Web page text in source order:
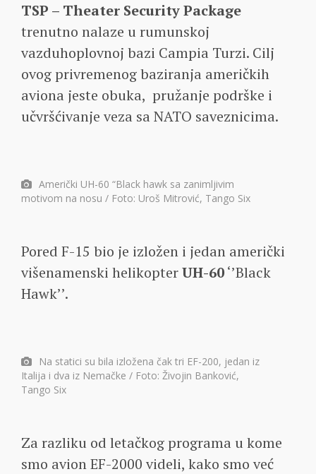
TSP – Theater Security Package
trenutno nalaze u rumunskoj
vazduhoplovnoj bazi Campia Turzi. Cilj
ovog privremenog baziranja američkih
aviona jeste obuka, pružanje podrške i
učvršćivanje veza sa NATO saveznicima.
Američki UH-60 “Black hawk sa zanimljivim
motivom na nosu / Foto: Uroš Mitrović, Tango Six
Pored F-15 bio je izložen i jedan američki
višenamenski helikopterUH-60‘’Black
Hawk’’.
Na statici su bila izložena čak tri EF-200, jedan iz
Italija i dva iz Nemačke / Foto: Živojin Banković,
Tango Six
Za razliku od letačkog programa u kome
smo avion EF-2000 videli, kako smo već